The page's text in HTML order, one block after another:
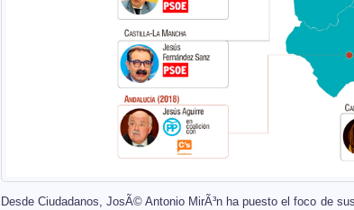
Desde Ciudadanos, JosÃ© Antonio MirÃ³n ha puesto el foco de